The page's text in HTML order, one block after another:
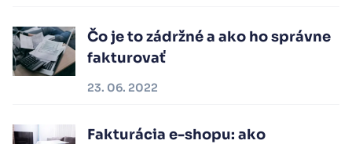
Čo je to zádržné a ako ho správne
fakturovať
23. 06. 2022
Fakturácia e-shopu: ako